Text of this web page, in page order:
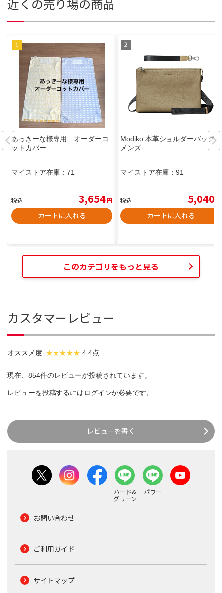
近くの売り場の商品
あっきーな様専用 オーダーコ
ットカバー
マイストア在庫： 71
税込 3,654円
カートに入れる
Modiko 本革ショルダーバッグ
メンズ
マイストア在庫： 91
税込 5,040
カートに入れる
このカテゴリをもっと見る
カスタマーレビュー
オススメ度 4.4点
現在、854件のレビューが投稿されています。
レビューを投稿するにはログインが必要です。
レビューを書く
ハード&
グリーン
パワー
お問い合わせ
ご利用ガイド
サイトマップ